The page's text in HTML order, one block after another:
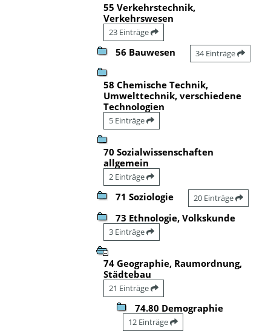
55 Verkehrstechnik,
Verkehrswesen
23 Einträge
56 Bauwesen 34 Einträge
58 Chemische Technik,
Umwelttechnik, verschiedene
Technologien
5 Einträge
70 Sozialwissenschaften
allgemein
2 Einträge
71 Soziologie 20 Einträge
73 Ethnologie, Volkskunde
3 Einträge
74 Geographie, Raumordnung,
Städtebau
21 Einträge
74.80 Demographie
12 Einträge